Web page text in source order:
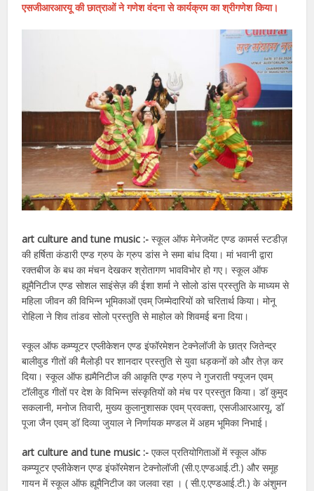
एसजीआरआरयू की छात्राओं ने गणेश वंदना से कार्यक्रम का श्रीगणेश किया।
art culture and tune music :-स्कूल ऑफ मेनेजमेंट एण्ड कामर्स स्टडीज़
की हर्षिता कंडारी एण्ड ग्रुप के ग्रुप डांस ने समा बांध दिया। मां भवानी द्वारा
रक्तबीज के बध का मंचन देखकर श्रोतागण भावविभोर हो गए। स्कूल ऑफ
ह्यूमैनिटीज एण्ड सोशल साइंसेज़ की ईशा शर्मा ने सोलो डांस प्रस्तुति के माध्यम से
महिला जीवन की विभिन्न भूमिकाओं एवम् जिम्मेदारियों को चरितार्थ किया। मोनू
रोहिला ने शिव तांडव सोलो प्रस्तुति से माहोल को शिवमई बना दिया।
स्कूल ऑफ कम्प्यूटर एप्लीकेशन एण्ड इंफॉरमेशन टेक्नेलॉजी के छात्र जितेन्द्र
बालीवुड गीतों की मैलोड़ी पर शानदार प्रस्तुति से युवा धड़कनों को और तेज़ कर
दिया। स्कूल ऑफ ह्यमैनिटीज की आकृति एण्ड ग्रुप ने गुजराती फ्यूजन एवम्
टॉलीवुड गीतों पर देश के विभिन्न संस्कृतियों को मंच पर प्रस्तुत किया। डॉ कुमुद
सकलानी, मनोज तिवारी, मुख्य कुलानुशासक एवम् प्रवक्ता, एसजीआरआरयू, डॉ
पूजा जैन एवम् डॉ दिव्या जुयाल ने निर्णायक मण्डल में अहम भूमिका निभाई।
art culture and tune music :-एकल प्रतियोगिताओं में स्कूल ऑफ
कम्प्यूटर एप्लीकेशन एण्ड इंफॉरमेशन टेक्नोलॉजी (सी.ए.एण्डआई.टी.) और समूह
गायन में स्कूल ऑफ ह्यूमैनिटीज का जलवा रहा । ( सी.ए.एण्डआई.टी.) के अंशुमन